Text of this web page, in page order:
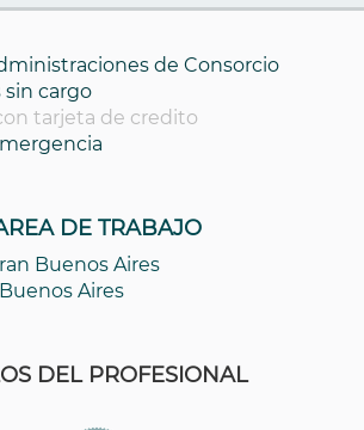
de Consorcio
sin cargo
tarjeta de credito
DE TRABAJO
Buenos Aires
Aires
DEL PROFESIONAL